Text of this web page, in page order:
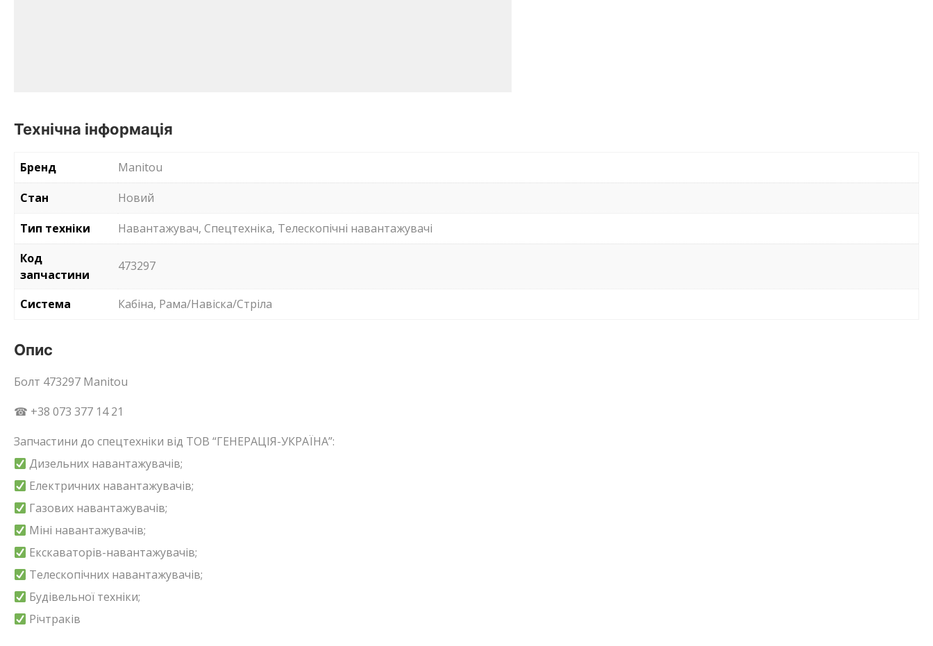
Технічна інформація
Бренд
Manitou
Стан
Новий
Тип техніки
Навантажувач, Спецтехніка, Телескопічні навантажувачі
Код
запчастини
473297
Система Кабіна, Рама/Навіска/Стріла
Опис
Болт 473297 Manitou
☎ +38 073 377 14 21
Запчастини до спецтехніки від ТОВ “ГЕНЕРАЦІЯ-УКРАЇНА”:
Дизельних навантажувачів;
Електричних навантажувачів;
Газових навантажувачів;
Міні навантажувачів;
Екскаваторів-навантажувачів;
Телескопічних навантажувачів;
Будівельної техніки;
Річтраків